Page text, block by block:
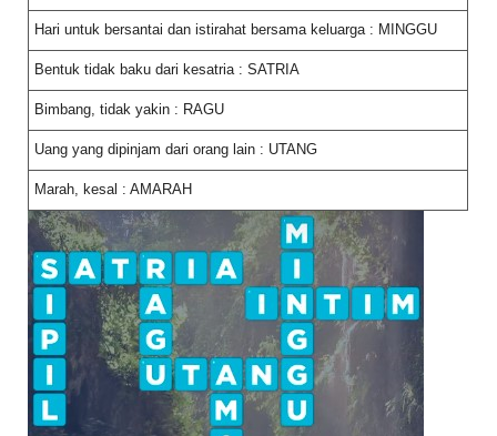
Hari untuk bersantai dan istirahat bersama keluarga : MINGGU
Bentuk tidak baku dari kesatria : SATRIA
Bimbang, tidak yakin : RAGU
Uang yang dipinjam dari orang lain : UTANG
Marah, kesal : AMARAH